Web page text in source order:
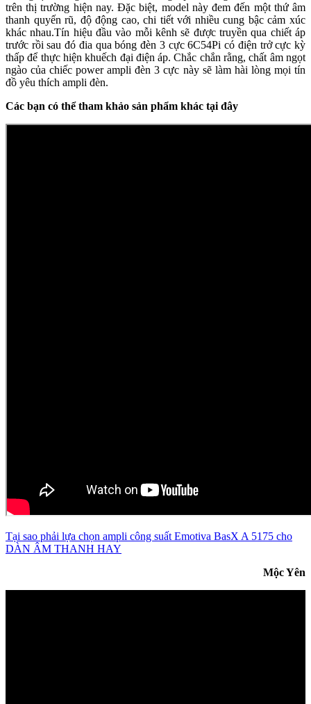
trên thị trường hiện nay. Đặc biệt, model này đem đến một thứ âm
thanh quyến rũ, độ động cao, chi tiết với nhiều cung bậc cảm xúc
khác nhau.Tín hiệu đầu vào mỗi kênh sẽ được truyền qua chiết áp
trước rồi sau đó đia qua bóng đèn 3 cực 6C54Pi có điện trở cực kỳ
thấp để thực hiện khuếch đại điện áp. Chắc chắn rằng, chất âm ngọt
ngào của chiếc power ampli đèn 3 cực này sẽ làm hài lòng mọi tín
đồ yêu thích ampli đèn.
Các bạn có thể tham khảo sản phẩm khác tại đây
Tại sao phải lựa chọn ampli công suất Emotiva BasX A 5175 cho
DÀN ÂM THANH HAY
Mộc Yên